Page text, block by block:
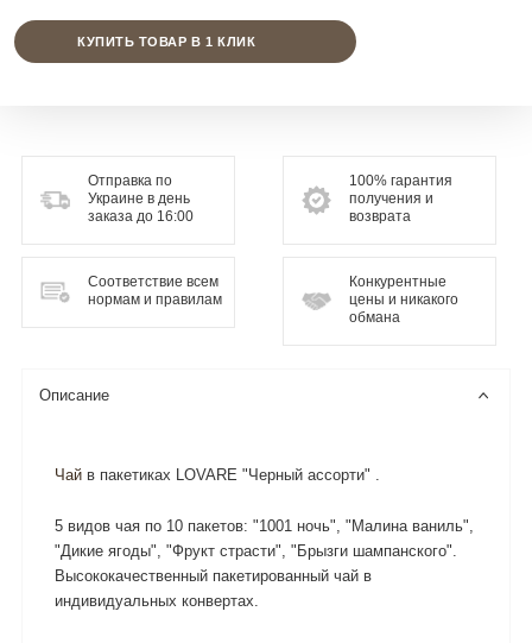
КУПИТЬ ТОВАР В 1 КЛИК
Отправка по
Украине в день
заказа до 16:00
Соответствие всем
нормам и правилам
100% гарантия
получения и
возврата
Конкурентные
цены и никакого
обмана
Описание
Чай в пакетиках LOVARE "Черный ассорти" .
5 видов чая по 10 пакетов: "1001 ночь", "Малина ваниль",
"Дикие ягоды", "Фрукт страсти", "Брызги шампанского".
Высококачественный пакетированный чай в
индивидуальных конвертах.